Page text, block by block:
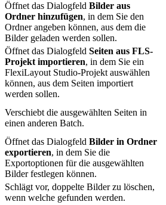
Öffnet das Dialogfeld Bilder aus
Ordner hinzufügen, in dem Sie den
Ordner angeben können, aus dem die
Bilder geladen werden sollen.
Öffnet das Dialogfeld Seiten aus FLS-
Projekt importieren, in dem Sie ein
FlexiLayout Studio-Projekt auswählen
können, aus dem Seiten importiert
werden sollen.
Verschiebt die ausgewählten Seiten in
einen anderen Batch.
Öffnet das Dialogfeld Bilder in Ordner
exportieren, in dem Sie die
Exportoptionen für die ausgewählten
Bilder festlegen können.
Schlägt vor, doppelte Bilder zu löschen,
wenn welche gefunden werden.